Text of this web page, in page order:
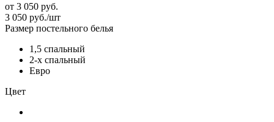
от 3 050 руб.
3 050 руб./шт
Размер постельного белья
1,5 спальный
2-х спальный
Евро
Цвет